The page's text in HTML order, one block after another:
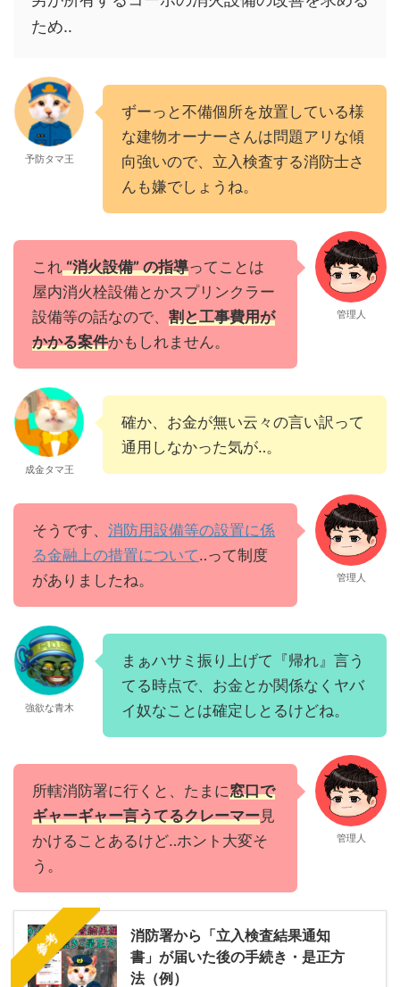
ため‥
予防タマ王
ずーっと不備個所を放置している様
な建物オーナーさんは問題アリな傾
向強いので、立入検査する消防士さ
んも嫌でしょうね。
これ“消火設備” の指導ってことは
屋内消火栓設備とかスプリンクラー
設備等の話なので、 割と工事費用が
かかる案件かもしれません。
管理人
成金タマ王
確か、お金が無い云々の言い訳って
通用しなかった気が‥。
そうです、 消防用設備等の設置に係
る金融上の措置について‥って制度
がありましたね。
管理人
強欲な青木
まぁハサミ振り上げて『帰れ』言う
てる時点で、お金とか関係なくヤバ
イ奴なことは確定しとるけどね。
所轄消防署に行くと、たまに窓口で
ギャーギャー言うてるクレーマー見
かけることあるけど‥ホント大変そ
う。
管理人
参考
消防署から「立入検査結果通知
書」が届いた後の手続き・是正方
法（例）